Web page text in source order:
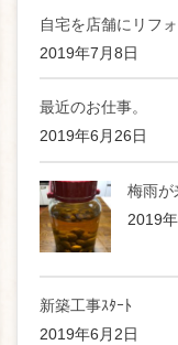
自宅を店舗にリフ
2019年7月8日
最近のお仕事。
2019年6月26日
梅雨が
2019
新築工事ｽﾀｰﾄ
2019年6月2日